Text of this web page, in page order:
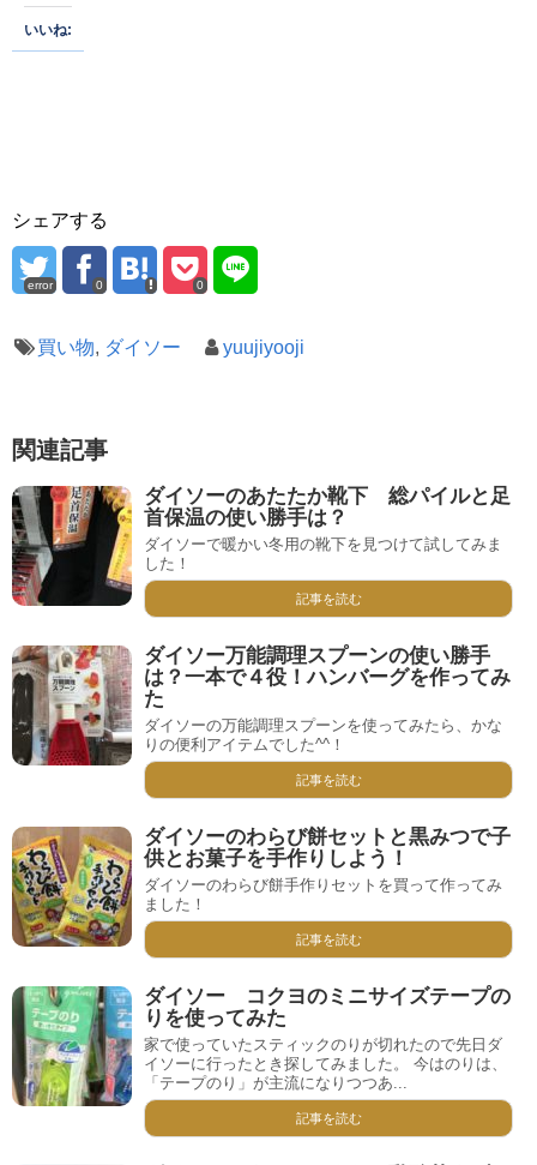
いいね:
シェアする
error 0 0
買い物, ダイソー yuujiyooji
関連記事
ダイソーのあたたか靴下 総パイルと足
首保温の使い勝手は？
ダイソーで暖かい冬用の靴下を見つけて試してみま
した！
記事を読む
ダイソー万能調理スプーンの使い勝手
は？一本で４役！ハンバーグを作ってみ
た
ダイソーの万能調理スプーンを使ってみたら、かな
りの便利アイテムでした^^！
記事を読む
ダイソーのわらび餅セットと黒みつで子
供とお菓子を手作りしよう！
ダイソーのわらび餅手作りセットを買って作ってみ
ました！
記事を読む
ダイソー コクヨのミニサイズテープの
りを使ってみた
家で使っていたスティックのりが切れたので先日ダ
イソーに行ったとき探してみました。 今はのりは、
「テープのり」が主流になりつつあ...
記事を読む